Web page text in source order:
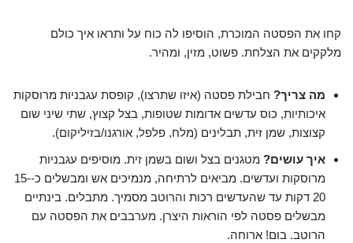
קחו את הפסטה המוכרת, הוסיפו לה כוח על ותראו איך כולם
מלקקים את הצלחת. פשוט, מזין, ומהיר.
מה צריך? חבילת פסטה (איזו שתרצו), קופסת עגבניות מרוסקות
איכותיות, כוס עדשים אדומות שטופות, בצל קצוץ, שתי שיני שום
קצוצות, שמן זית, תבלינים (מלח, פלפל, אורגנו/בזיליקום).
איך עושים? מטגנים בצל ושום בשמן זית. מוסיפים עגבניות
מרוסקות ועדשים. מביאים לרתיחה, מנמיכים אש ומבשלים כ-15-
20 דקות עד שהעדשים רכות והרוטב מסמיך. מתבלים. בינתיים
מבשלים פסטה לפי הוראות היצרן. מערבבים את הפסטה עם
הרוטב. בום! ארוחה.